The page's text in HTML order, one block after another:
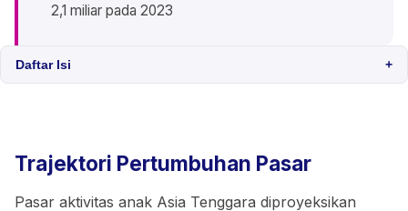
2,1 miliar pada 2023
Daftar Isi +
Trajektori Pertumbuhan Pasar
Pasar aktivitas anak Asia Tenggara diproyeksikan